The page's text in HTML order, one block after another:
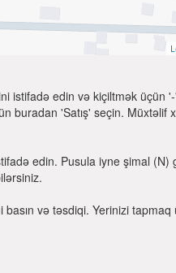
istifadə edin və kiçiltmək üçün
buradan 'Satış' seçin. Müxtəlif
edin. Pusula iyne şimal (N)
basın və təsdiqi. Yerinizi